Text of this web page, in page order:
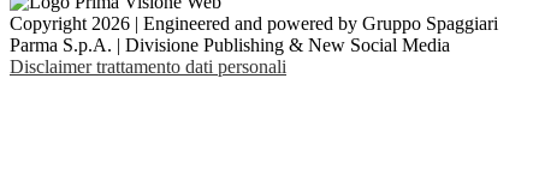
Copyright 2026 | Engineered and powered by Gruppo Spaggiari
Parma S.p.A. | Divisione Publishing & New Social Media
Disclaimer trattamento dati personali